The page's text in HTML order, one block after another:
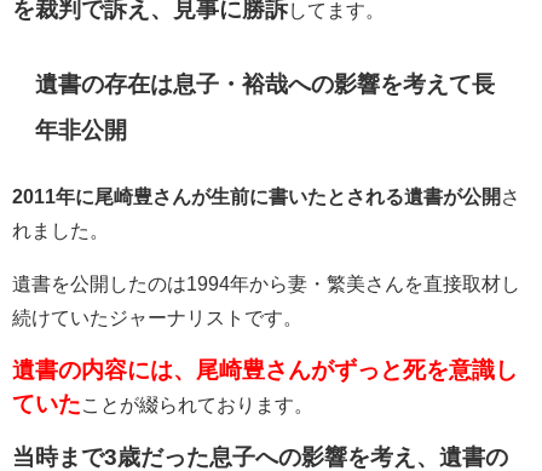
を裁判で訴え、見事に勝訴してます。
遺書の存在は息子・裕哉への影響を考えて長
年非公開
2011年に尾崎豊さんが生前に書いたとされる遺書が公開 さ
れました。
遺書を公開したのは1994年から妻・繁美さんを直接取材し
続けていたジャーナリストです。
遺書の内容には、尾崎豊さんがずっと死を意識し
ていたことが綴られております。
当時まで3歳だった息子への影響を考え、遺書の